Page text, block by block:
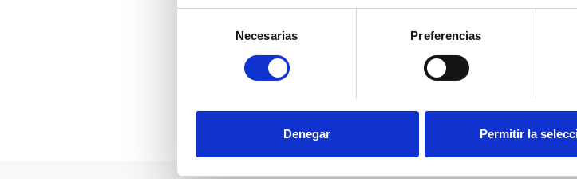
consentimiento
Necesarias Preferencias
Denegar Permitir la
inversiones que darán lugar a empleos, un aumento
todo augura la estabilidad del país en materia de